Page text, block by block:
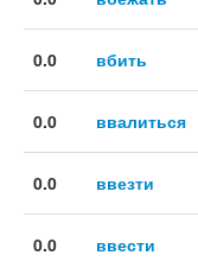
0.0 вбить
0.0 ввалиться
0.0 ввезти
0.0 ввести